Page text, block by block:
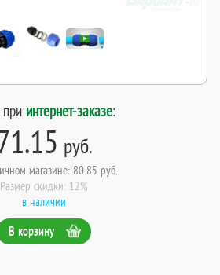
интернет-заказе:
руб.
магазине: 80.85 руб.
Размер скидки: 12%
в наличии
В корзину